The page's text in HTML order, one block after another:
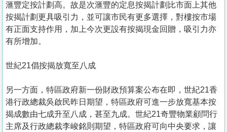
滙豐定按計劃高。故是次滙豐的定息按揭計劃比市面上其他
按揭計劃更具吸引力，並可讓市民有更多選擇，對樓按市場
有正面支持作用，加上今次更設有按揭現金回贈，吸引力亦
有所增加。
世紀21倡按揭放寬至八成
另一方面，特區政府新一份財政預算案公布在即，世紀21香
港行政總裁吳啟民昨日期望，特區政府可進一步放寬基本按
揭成數由七成升至八成，甚至九成。世紀21奇豐物業顧問行
主席及行政總裁李峻銘則期望，特區政府可向中央要求，讓